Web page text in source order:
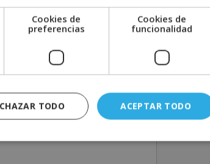
que enseña a los
modificado en
de los valores,
les ayudamos a
Son muy importantes
sus pautas de
Cookies de
preferencias
Cookies de
funcionalidad
ACEPTAR TODO
TODO